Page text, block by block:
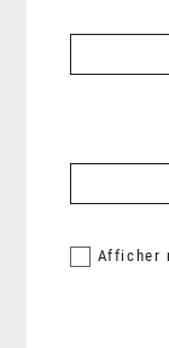
Afficher